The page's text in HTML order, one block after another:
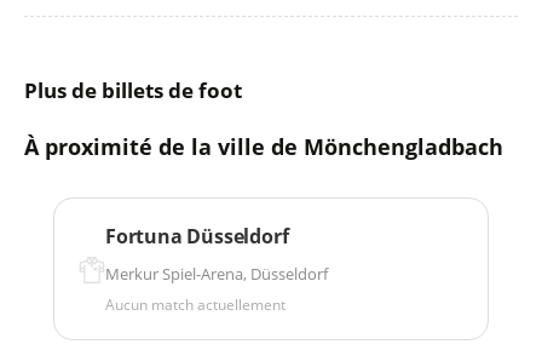
Plus de billets de foot
À proximité de la ville de Mönchengladbach
Fortuna Düsseldorf
Merkur Spiel-Arena, Düsseldorf
Aucun match actuellement